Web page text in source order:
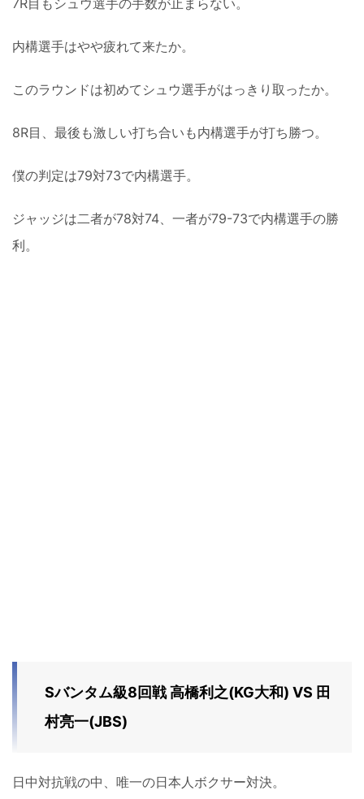
内構選手はやや疲れて来たか。
このラウンドは初めてシュウ選手がはっきり取ったか。
8R目、最後も激しい打ち合いも内構選手が打ち勝つ。
僕の判定は79対73で内構選手。
ジャッジは二者が78対74、一者が79-73で内構選手の勝
利。
Sバンタム級8回戦 高橋利之(KG大和) VS 田
村亮一(JBS)
日中対抗戦の中、唯一の日本人ボクサー対決。